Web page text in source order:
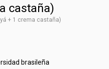
castaña)
+ 1 crema castaña)
regalo
brasileña